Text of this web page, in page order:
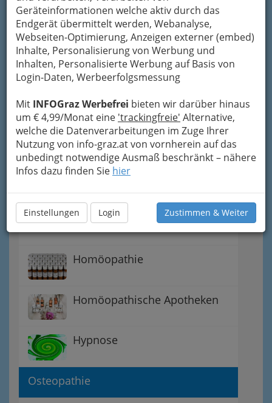
Geräteinformationen welche aktiv durch das
Endgerät übermittelt werden, Webanalyse,
Webseiten-Optimierung, Anzeigen externer (embed)
Inhalte, Personalisierung von Werbung und
Inhalten, Personalisierte Werbung auf Basis von
Login-Daten, Werbeerfolgsmessung
Mit INFOGraz Werbefrei bieten wir darüber hinaus
um € 4,99/Monat eine 'trackingfreie' Alternative,
welche die Datenverarbeitungen im Zuge Ihrer
Nutzung von info-graz.at von vornherein auf das
unbedingt notwendige Ausmaß beschränkt – nähere
Infos dazu finden Sie hier
Einstellungen Login Zustimmen & Weiter
Medizin - Spezialgebiete &
Alternatives
Alternativtherapie
Akupunktur und Varianten in
der Schmerztherapie
Anthroposophische /
antroposophische Medizin in
der Steiermark
Homöopathie
Homöopathische Apotheken
Hypnose
Osteopathie